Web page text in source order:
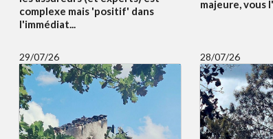
complexe mais 'positif' dans
l'immédiat...
majeure, vous
29/07/26 28/07/26